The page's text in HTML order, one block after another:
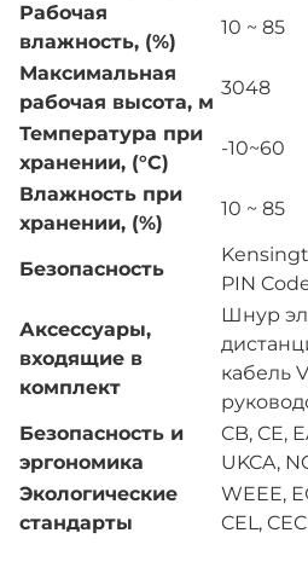
Рабочая
влажность, (%)
10 ~ 85
Максимальная
рабочая высота, м
3048
Температура при
хранении, (°C)
-10~60
Влажность при
хранении, (%)
10 ~ 85
Безопасность
PIN
Аксессуары,
входящие в
комплект
Шнур
кабель
Безопасность и
эргономика
CB, CE,
UKCA,
Экологические
стандарты
WEEE,
CEL,